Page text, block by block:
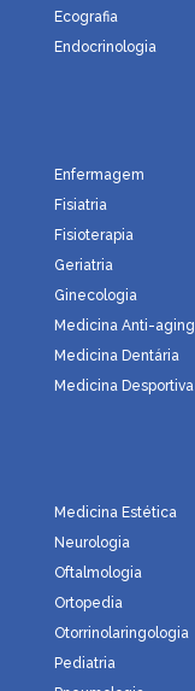
Ecografia
Endocrinologia
Enfermagem
Fisiatria
Fisioterapia
Geriatria
Ginecologia
Medicina Anti-aging
Medicina Dentária
Medicina Desportiva
Medicina Estética
Neurologia
Oftalmologia
Ortopedia
Otorrinolaringologia
Pediatria